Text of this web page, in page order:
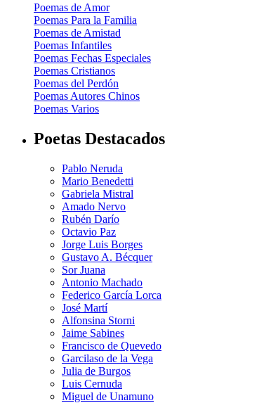
Poemas de Amor
Poemas Para la Familia
Poemas de Amistad
Poemas Infantiles
Poemas Fechas Especiales
Poemas Cristianos
Poemas del Perdón
Poemas Autores Chinos
Poemas Varios
Poetas Destacados
Pablo Neruda
Mario Benedetti
Gabriela Mistral
Amado Nervo
Rubén Darío
Octavio Paz
Jorge Luis Borges
Gustavo A. Bécquer
Sor Juana
Antonio Machado
Federico García Lorca
José Martí
Alfonsina Storni
Jaime Sabines
Francisco de Quevedo
Garcilaso de la Vega
Julia de Burgos
Luis Cernuda
Miguel de Unamuno